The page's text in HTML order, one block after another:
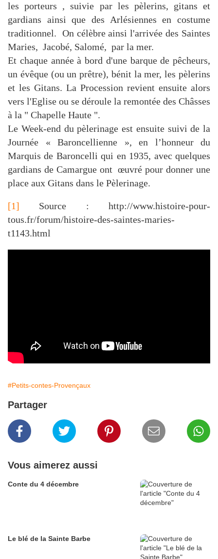
les porteurs , suivie par les pèlerins, gitans et
gardians ainsi que des Arlésiennes en costume
traditionnel. On célèbre ainsi l'arrivée des Saintes
Maries, Jacobé, Salomé, par la mer.
Et chaque année à bord d'une barque de pêcheurs,
un évêque (ou un prêtre), bénit la mer, les pèlerins
et les Gitans. La Procession revient ensuite alors
vers l'Eglise ou se déroule la remontée des Châsses
à la " Chapelle Haute ".
Le Week-end du pèlerinage est ensuite suivi de la
Journée « Baroncellienne », en l’honneur du
Marquis de Baroncelli qui en 1935, avec quelques
gardians de Camargue ont œuvré pour donner une
place aux Gitans dans le Pèlerinage.
[1] Source : http://www.histoire-pour-
tous.fr/forum/histoire-des-saintes-maries-
t1143.html
#Petits-contes-Provençaux
Partager
Vous aimerez aussi
Conte du 4 décembre
Le blé de la Sainte Barbe